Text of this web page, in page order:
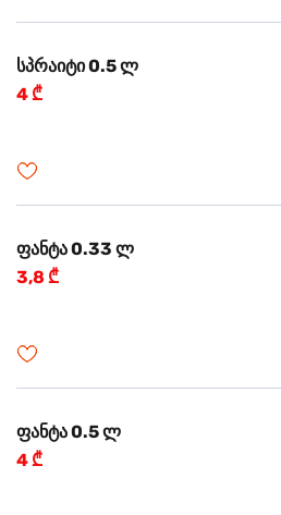
სპრაიტი 0.5 ლ
4 ₾
ფანტა 0.33 ლ
3,8 ₾
ფანტა 0.5 ლ
4 ₾